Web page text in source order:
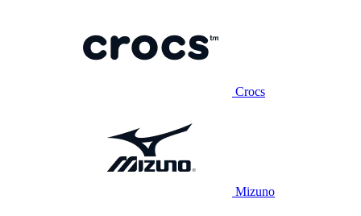
Crocs
Mizuno